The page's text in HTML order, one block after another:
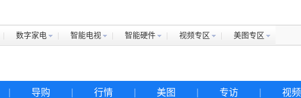
数字家电 智能电视 智能硬件 视频专区 美图专区
导购 行情 美图 专访 视频